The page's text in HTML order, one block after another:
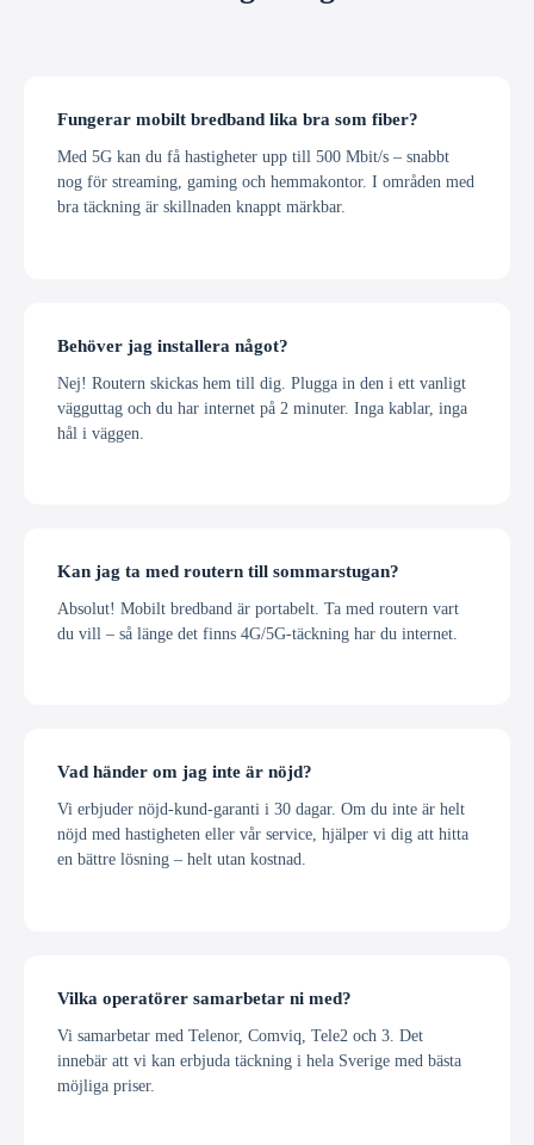
Fungerar mobilt bredband lika bra som fiber?
Med 5G kan du få hastigheter upp till 500 Mbit/s – snabbt
nog för streaming, gaming och hemmakontor. I områden med
bra täckning är skillnaden knappt märkbar.
Behöver jag installera något?
Nej! Routern skickas hem till dig. Plugga in den i ett vanligt
vägguttag och du har internet på 2 minuter. Inga kablar, inga
hål i väggen.
Kan jag ta med routern till sommarstugan?
Absolut! Mobilt bredband är portabelt. Ta med routern vart
du vill – så länge det finns 4G/5G-täckning har du internet.
Vad händer om jag inte är nöjd?
Vi erbjuder nöjd-kund-garanti i 30 dagar. Om du inte är helt
nöjd med hastigheten eller vår service, hjälper vi dig att hitta
en bättre lösning – helt utan kostnad.
Vilka operatörer samarbetar ni med?
Vi samarbetar med Telenor, Comviq, Tele2 och 3. Det
innebär att vi kan erbjuda täckning i hela Sverige med bästa
möjliga priser.